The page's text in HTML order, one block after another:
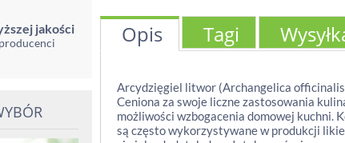
jakości Opis Tagi
Arcydzięgiel litwor (Archangelica
Ceniona za swoje liczne zastosowania
możliwości wzbogacenia domowej kuchni.
są często wykorzystywane w produkcji